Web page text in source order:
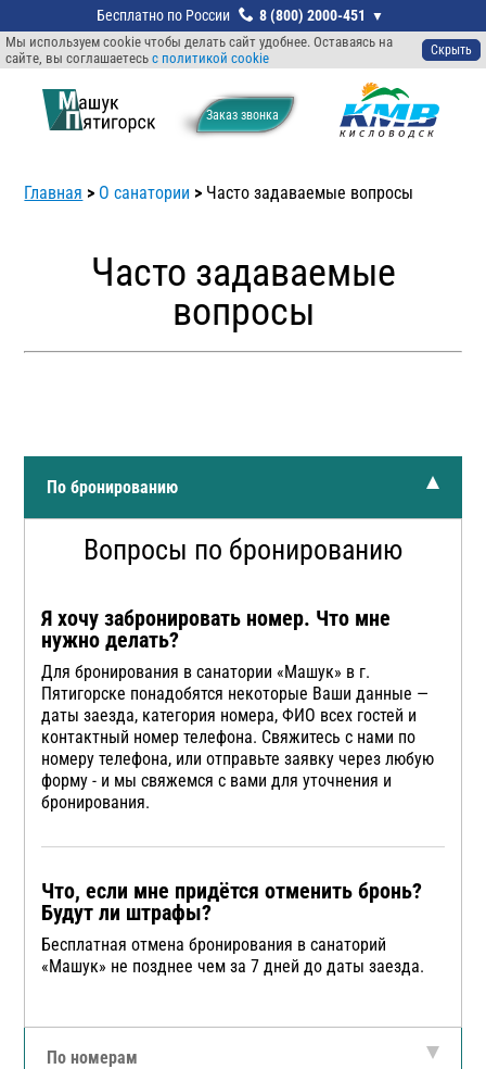
Мы используем cookie чтобы делать сайт удобнее. Оставаясь на
сайте, вы соглашаетесь с политикой cookie Скрыть
Заказ звонкa
8 (800) 2000-451
Главная > О санатории > Часто задаваемые вопросы
Часто задаваемые
вопросы
По бронированию
Вопросы по бронированию
Я хочу забронировать номер. Что мне
нужно делать?
Для бронирования в санатории «Машук» в г.
Пятигорске понадобятся некоторые Ваши данные —
даты заезда, категория номера, ФИО всех гостей и
контактный номер телефона. Свяжитесь с нами по
номеру телефона, или отправьте заявку через любую
форму - и мы свяжемся с вами для уточнения и
бронирования.
Что, если мне придётся отменить бронь?
Будут ли штрафы?
Бесплатная отмена бронирования в санаторий
«Машук» не позднее чем за 7 дней до даты заезда.
По номерам